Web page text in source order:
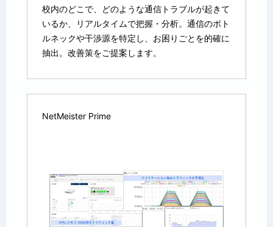
校内のどこで、どのような通信トラブルが起きて
いるか、リアルタイムで把握・分析。通信のボト
ルネックや干渉源を特定し、お困りごとを的確に
抽出。改善策をご提案します。
NetMeister Prime